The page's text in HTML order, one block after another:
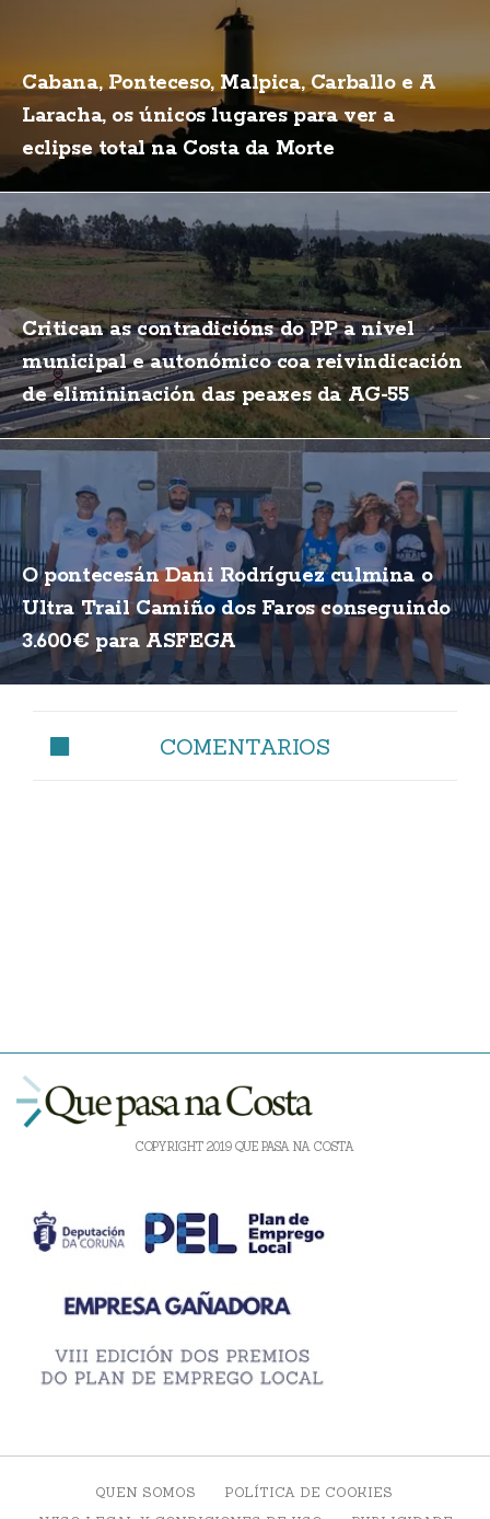
Cabana, Ponteceso, Malpica, Carballo e A
Laracha, os únicos lugares para ver a
eclipse total na Costa da Morte
Critican as contradicións do PP a nivel
municipal e autonómico coa reivindicación
de elimininación das peaxes da AG-55
O pontecesán Dani Rodríguez culmina o
Ultra Trail Camiño dos Faros conseguindo
3.600€ para ASFEGA
COMENTARIOS
COPYRIGHT 2019 QUE PASA NA COSTA
QUEN SOMOS
POLÍTICA DE COOKIES